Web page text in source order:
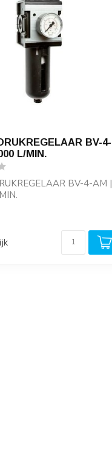
BV-4-
L/MIN.
BV-4-AM |